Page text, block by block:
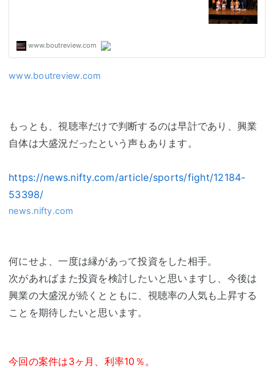
www.boutreview.com
もっとも、視聴率だけで判断するのは早計であり、興業
自体は大盛況だったという声もあります。
https://news.nifty.com/article/sports/fight/12184-
53398/
news.nifty.com
何にせよ、一度は縁があって投資をした相手。
次があればまた投資を検討したいと思いますし、今後は
興業の大盛況が続くとともに、視聴率の人気も上昇する
ことを期待したいと思います。
今回の案件は3ヶ月、利率10％。